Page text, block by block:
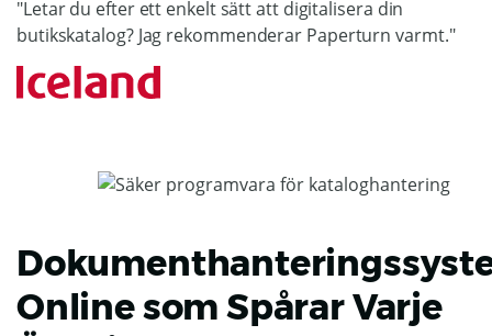
"Letar du efter ett enkelt sätt att digitalisera din
butikskatalog? Jag rekommenderar Paperturn varmt."
Online som Spårar Varje